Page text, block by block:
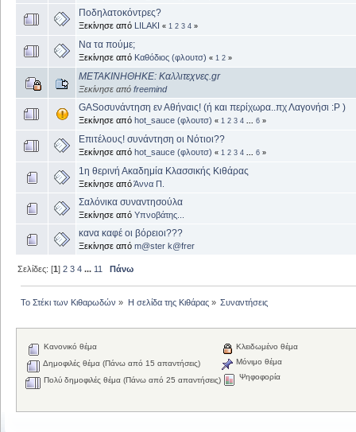
Ποδηλατοκόντρες?
Ξεκίνησε από LILAKI « 1 2 3 4 »
Να τα πούμε;
Ξεκίνησε από Καθόδιος (φλουτσ) « 1 2 »
ΜΕΤΑΚΙΝΗΘΗΚΕ: Καλλιτεχνες.gr
Ξεκίνησε από freemind
GASοσυνάντηση εν Αθήναις! (ή και περίχωρα..πχ Λαγονήσι :P )
Ξεκίνησε από hot_sauce (φλουτσ) « 1 2 3 4 6 »
Επιτέλους! συνάντηση οι Νότιοι??
Ξεκίνησε από hot_sauce (φλουτσ) « 1 2 3 4 6 »
1η θερινή Ακαδημία Κλασσικής Κιθάρας
Ξεκίνησε απόΆννα Π.
Σαλόνικα συναντησούλα
Ξεκίνησε από Υπνοβάτης...
κανα καφέ οι βόρειοι???
Ξεκίνησε από m@ster k@frer
Σελίδες: [1]2 3 4 ... 11 Πάνω
Το Στέκι των Κιθαρωδών » Η σελίδα της Κιθάρας» Συναντήσεις
Κανονικό θέμα
Δημοφιλές θέμα (Πάνω από 15 απαντήσεις)
Πολύ δημοφιλές θέμα (Πάνω από 25 απαντήσεις)
Κλειδωμένο θέμα
Μόνιμο θέμα
Ψηφοφορία